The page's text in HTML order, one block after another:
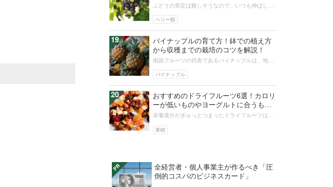
ベリー類
ぶどうの剪定は難しそうなので、いつも伸ばしっ
しい剪定を覚えると、秋にはおいしい...
19
パイナップル
パイナップルの育て方！鉢での植え方
から収穫までの栽培のコツを解説！
南国フルーツの代表であるパイナップルは、地植
そこで初めてのパイナップル栽培でも...
20
果樹
おすすめのドライフルーツ6選！カロリ
ーが低いものやヨーグルトに合うもの
は？
栄養成分がぎゅっとつまったドライフルーツは少
おすすめの食品ですね。この記事では...
全経営者・個人事業主が作るべき「圧
倒的コスパのビジネスカード」